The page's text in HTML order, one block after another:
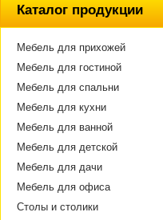
Каталог продукции
Мебель для прихожей
Мебель для гостиной
Мебель для спальни
Мебель для кухни
Мебель для ванной
Мебель для детской
Мебель для дачи
Мебель для офиса
Столы и столики